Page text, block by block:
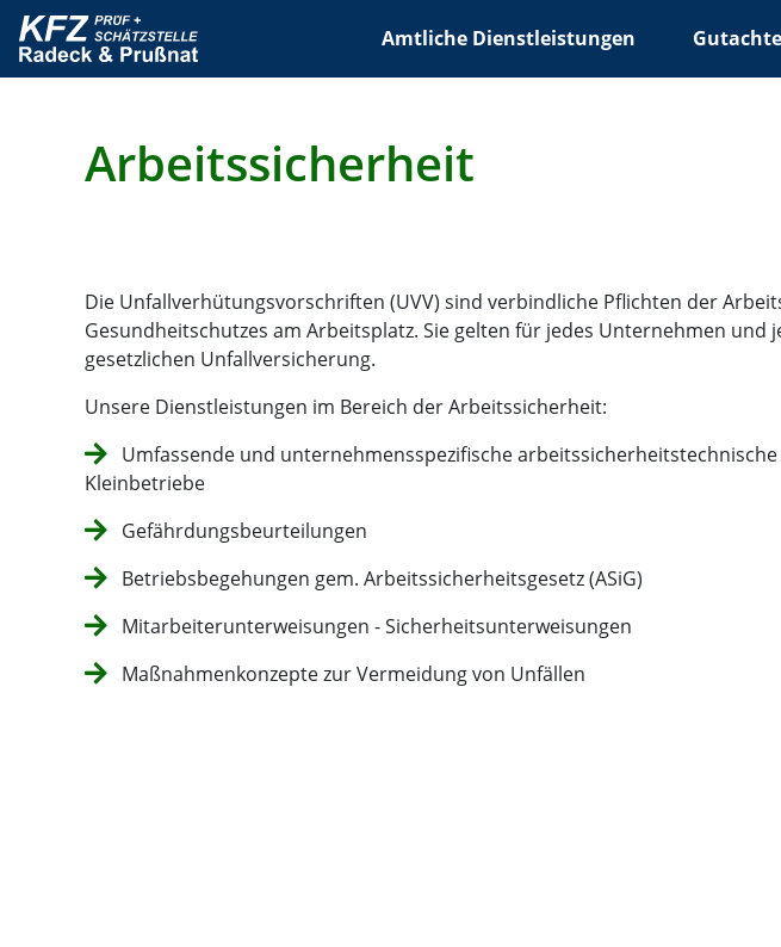
Amtliche Dienstleistungen
Arbeitssicherheit
Die Unfallverhütungsvorschriften (UVV) sind verbindliche Pflichten der
Gesundheitschutzes am Arbeitsplatz. Sie gelten für jedes Unternehmen und
gesetzlichen Unfallversicherung.
Unsere Dienstleistungen im Bereich der Arbeitssicherheit:
Umfassende und unternehmensspezifische
Kleinbetriebe
Gefährdungsbeurteilungen
Betriebsbegehungen gem. Arbeitssicherheitsgesetz (ASiG)
Mitarbeiterunterweisungen - Sicherheitsunterweisungen
Maßnahmenkonzepte zur Vermeidung von Unfällen